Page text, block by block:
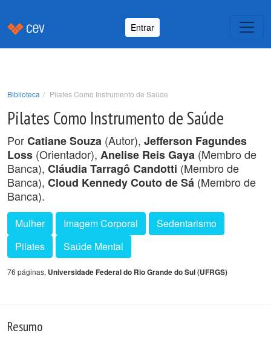
Entrar
Biblioteca Pilates Como Instrumento de Saúde
Pilates Como Instrumento de Saúde
PorCatiane Souza (Autor), Jefferson Fagundes
Loss (Orientador), Anelise Reis Gaya (Membro de
Banca), Cláudia Tarragô Candotti (Membro de
Banca), Cloud Kennedy Couto de Sá (Membro de
Banca).
Mulher Imagem Corporal
Sedentarismo
Pilates
Saúde Mental
76 páginas, Universidade Federal do Rio Grande do Sul (UFRGS)
Resumo